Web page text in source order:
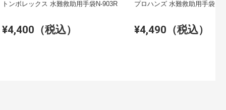
トンボレックス 水難救助用手袋N-903R
¥4,400（税込） ¥4,490（税込）